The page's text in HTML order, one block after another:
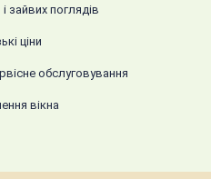
зайвих поглядів
ціни
обслуговування
вікна